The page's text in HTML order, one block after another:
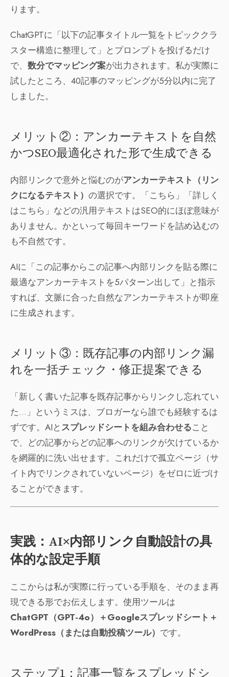
ります。
ChatGPTに「以下の記事タイトル一覧をトピッククラ
スター構造に整理して」とプロンプトを投げるだけ
で、 数分でマッピング案が出力されます。私が実際に
試したところ、40記事のマッピングが5分以内に完了
しました。
メリット②：アンカーテキストを自然
かつSEO最適化された形で生成できる
内部リンクで意外と悩むのがアンカーテキスト（リン
クになるテキスト） の選択です。「こちら」「詳しく
はこちら」などの汎用テキストはSEO的にほぼ意味が
ありません。かといって毎回キーワードを詰め込むの
も不自然です。
AIに「この記事からこの記事へ内部リンクを貼る際に
最適なアンカーテキストを5パターン出して」と指示
すれば、文脈に合った自然なアンカーテキストが即座
に生成されます。
メリット③：既存記事の内部リンク漏
れを一括チェック・修正提案できる
「新しく書いた記事を既存記事からリンクし忘れてい
た…」というミスは、ブロガーなら誰でも経験するは
ずです。AIとスプレッドシートを組み合わせること
で、どの記事からどの記事へのリンクが欠けているか
を網羅的に洗い出せます。これだけで孤立ページ（サ
イト内でリンクされていないページ）をゼロに近づけ
ることができます。
実践：AI×内部リンク自動設計の具
体的な設定手順
ここからは私が実際に行っている手順を、そのまま再
現できる形でお伝えします。使用ツールは
ChatGPT（GPT-4o）＋Googleスプレッドシート＋
WordPress（または自動投稿ツール） です。
ステップ1：記事一覧をスプレッドシ